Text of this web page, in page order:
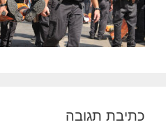
כתיבת תגובה